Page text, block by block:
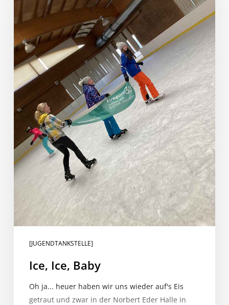
[JUGENDTANKSTELLE]
Ice, Ice, Baby
Oh ja... heuer haben wir uns wieder auf's Eis
getraut und zwar in der Norbert Eder Halle in